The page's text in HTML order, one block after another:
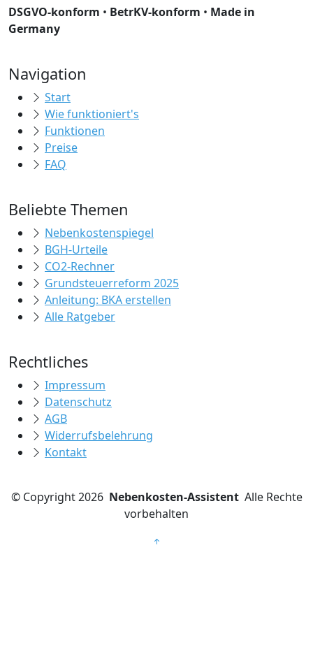
DSGVO-konform • BetrKV-konform • Made in
Germany
Navigation
Start
Wie funktioniert's
Funktionen
Preise
FAQ
Beliebte Themen
Nebenkostenspiegel
BGH-Urteile
CO2-Rechner
Grundsteuerreform 2025
Anleitung: BKA erstellen
Alle Ratgeber
Rechtliches
Impressum
Datenschutz
AGB
Widerrufsbelehrung
Kontakt
© Copyright 2026 Nebenkosten-Assistent Alle Rechte
vorbehalten